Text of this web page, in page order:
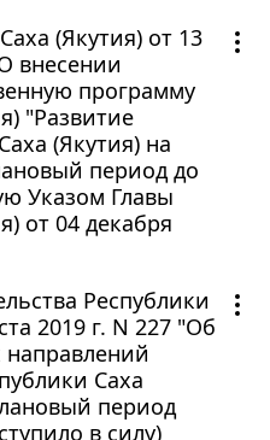
(Якутия) от 13
внесении
программу
"Развитие
(Якутия) на
период до
Указом Главы
от 04 декабря
Республики
2019 г. N 227 "Об
Саха
период
в силу)